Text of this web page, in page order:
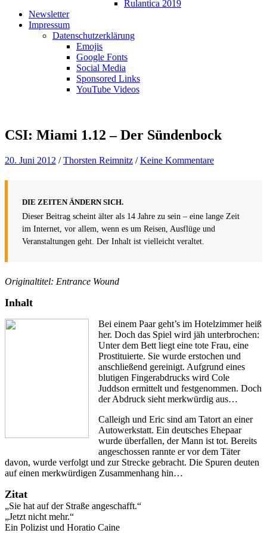
Rulantica 2019
Newsletter
Impressum
Datenschutzerklärung
Emojis
Google Fonts
Social Media
Sponsored Links
YouTube Videos
CSI: Miami 1.12 – Der Sündenbock
20. Juni 2012 /Thorsten Reimnitz /Keine Kommentare
DIE ZEITEN ÄNDERN SICH.
Dieser Beitrag scheint älter als 14 Jahre zu sein – eine lange Zeit
im Internet, vor allem, wenn es um Reisen, Ausflüge und
Veranstaltungen geht. Der Inhalt ist vielleicht veraltet.
Originaltitel: Entrance Wound
Inhalt
Bei einem Paar geht’s im Hotelzimmer heiß
her. Doch das Spiel wird jäh unterbrochen:
Unter dem Bett liegt eine tote Frau, eine
Prostituierte. Sie wurde erstochen und
anschließend gereinigt. Aufgrund eines
blutigen Fingerabdrucks wird Cole
Juddson ermittelt und festgenommen. Doch
der Abdruck sieht merkwürdig aus…
Calleigh und Eric sind am Tatort an einer
Autowerkstatt. Ein deutsches Ehepaar
wurde überfallen, der Mann ist tot. Bereits
angeschossen rannte er vor dem Täter
davon, wurde verfolgt und zur Strecke gebracht. Die Spuren deuten
auf einen merkwürdigen Zusammenhang hin…
Zitat
„Sie hat auf der Straße angeschafft.“
„Jetzt nicht mehr.“
Ein Polizist und Horatio Caine